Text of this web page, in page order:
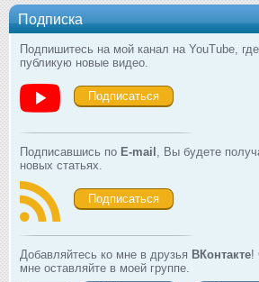
Подписка
Подпишитесь на мой канал на YouTube,
публикую новые видео.
Подписаться
Подписавшись по E-mail
, Вы будете
новых статьях.
Подписаться
Добавляйтесь ко мне в друзья ВКонтакте!
мне оставляйте в моей группе.